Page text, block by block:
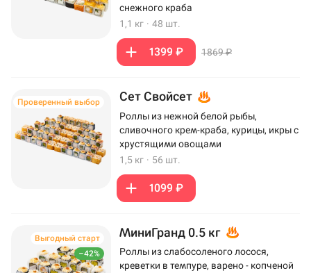
снежного краба
1,1 кг · 48 шт.
1399 ₽ 1869 ₽
Проверенный выбор Сет Свойсет
Роллы из нежной белой рыбы,
сливочного крем-краба, курицы, икры с
хрустящими овощами
1,5 кг · 56 шт.
1099 ₽
–42%
Выгодный старт МиниГранд 0.5 кг
Роллы из слабосоленого лосося,
креветки в темпуре, варено - копченой